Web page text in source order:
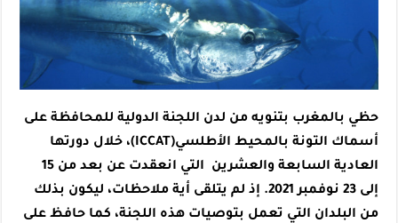
حظي بالمغرب بتنويه من لدن اللجنة الدولية للمحافظة على
أسماك التونة بالمحيط الأطلسي(ICCAT)، خلال دورتها
العادية السابعة والعشرين التي انعقدت عن بعد من 15
إلى 23 نوفمبر 2021. إذ لم يتلقى أية ملاحظات، ليكون بذلك
من البلدان التي تعمل بتوصيات هذه اللجنة، كما حافظ على